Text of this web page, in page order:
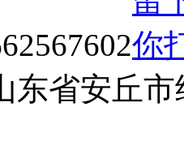
东省安丘